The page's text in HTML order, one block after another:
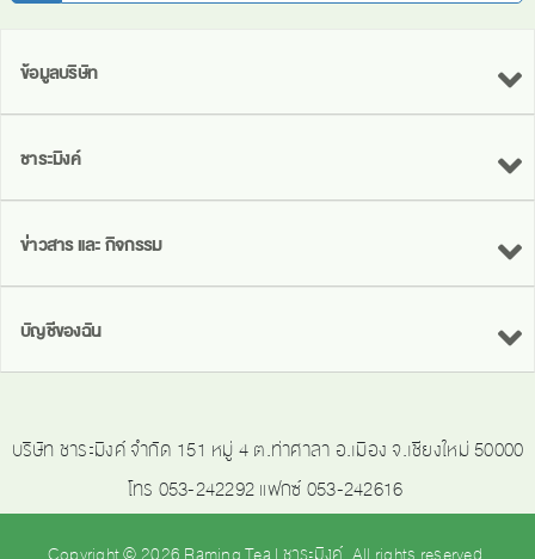
ข้อมูลบริษัท
ชาระมิงค์
ข่าวสาร และ กิจกรรม
บัญชีของฉัน
บริษัท ชาระมิงค์ จำกัด 151 หมู่ 4 ต.ท่าศาลา อ.เมือง จ.เชียงใหม่ 50000
โทร 053-242292 แฟกซ์ 053-242616